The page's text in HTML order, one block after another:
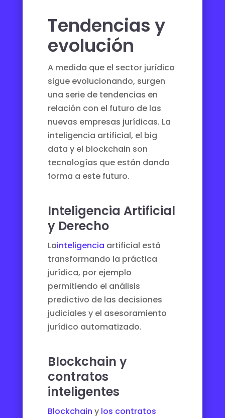
Tendencias y
evolución
A medida que el sector jurídico
sigue evolucionando, surgen
una serie de tendencias en
relación con el futuro de las
nuevas empresas jurídicas. La
inteligencia artificial, el big
data y el blockchain son
tecnologías que están dando
forma a este futuro.
Inteligencia Artificial
y Derecho
Lainteligencia artificial está
transformando la práctica
jurídica, por ejemplo
permitiendo el análisis
predictivo de las decisiones
judiciales y el asesoramiento
jurídico automatizado.
Blockchain y
contratos
inteligentes
Blockchain y los contratos